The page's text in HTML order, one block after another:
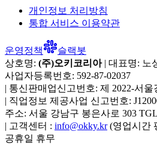
개인정보 처리방침
통합 서비스 이용약관
운영정책
슬랙봇
상호명: (주)오키코리아| 대표명: 노
사업자등록번호: 592-87-02037
| 통신판매업신고번호: 제 2022-서울
| 직업정보 제공사업 신고번호:
주소: 서울 강남구 봉은사로 303
| 고객센터 : info@okky.kr (영업시간
공휴일 휴무